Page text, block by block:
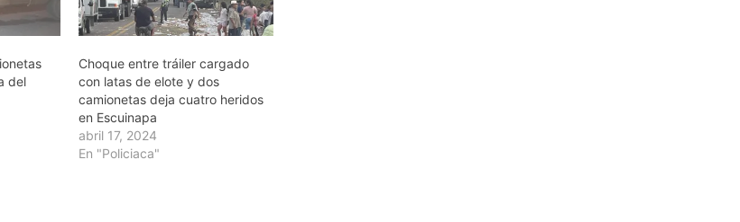
del
Choque entre tráiler cargado
con latas de elote y dos
camionetas deja cuatro heridos
en Escuinapa
abril 17, 2024
En "Policiaca"